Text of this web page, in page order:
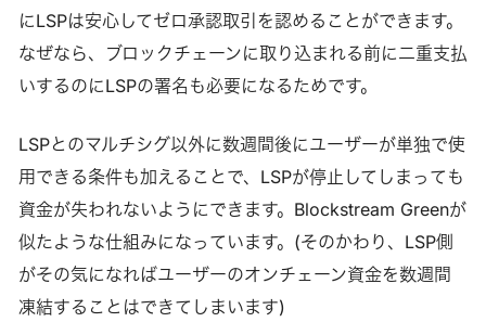
にLSPは安心してゼロ承認取引を認めることができます。
なぜなら、ブロックチェーンに取り込まれる前に二重支払
いするのにLSPの署名も必要になるためです。
LSPとのマルチシグ以外に数週間後にユーザーが単独で使
用できる条件も加えることで、LSPが停止してしまっても
資金が失われないようにできます。Blockstream Greenが
似たような仕組みになっています。(そのかわり、LSP側
がその気になればユーザーのオンチェーン資金を数週間
凍結することはできてしまいます)